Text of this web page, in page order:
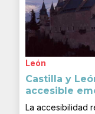
León
Castilla y
accesible
La accesibilidad